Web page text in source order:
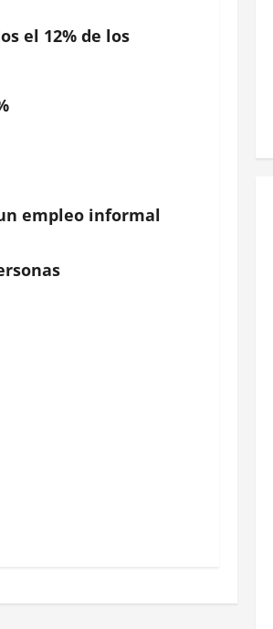
el 12% de los
empleo informal